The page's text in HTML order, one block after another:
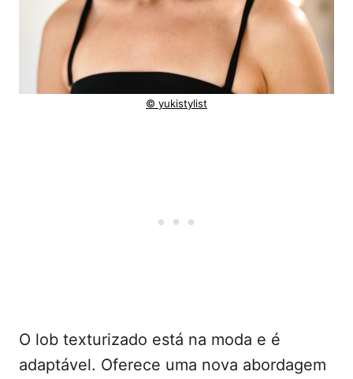
© yukistylist
O lob texturizado está na moda e é
adaptável. Oferece uma nova abordagem